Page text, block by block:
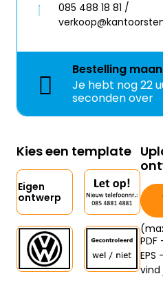
085 488 18 81 /
Bestelling
Je hebt nog22
seconden over
Kies een template
Eigen
ontwerp
PDF
EPS
vind